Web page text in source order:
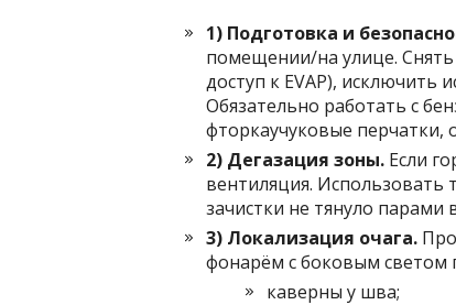
1) Подготовка и
помещении/на улице.
доступ к EVAP), исключить
Обязательно работать с
фторкаучуковые перчатки,
2) Дегазация зоны. Если
вентиляция. Использовать
зачистки не тянуло парами
3) Локализация очага.
фонарём с боковым светом
каверны у шва;